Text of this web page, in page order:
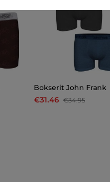
Bokserit John Frank
€31.46 €34.95